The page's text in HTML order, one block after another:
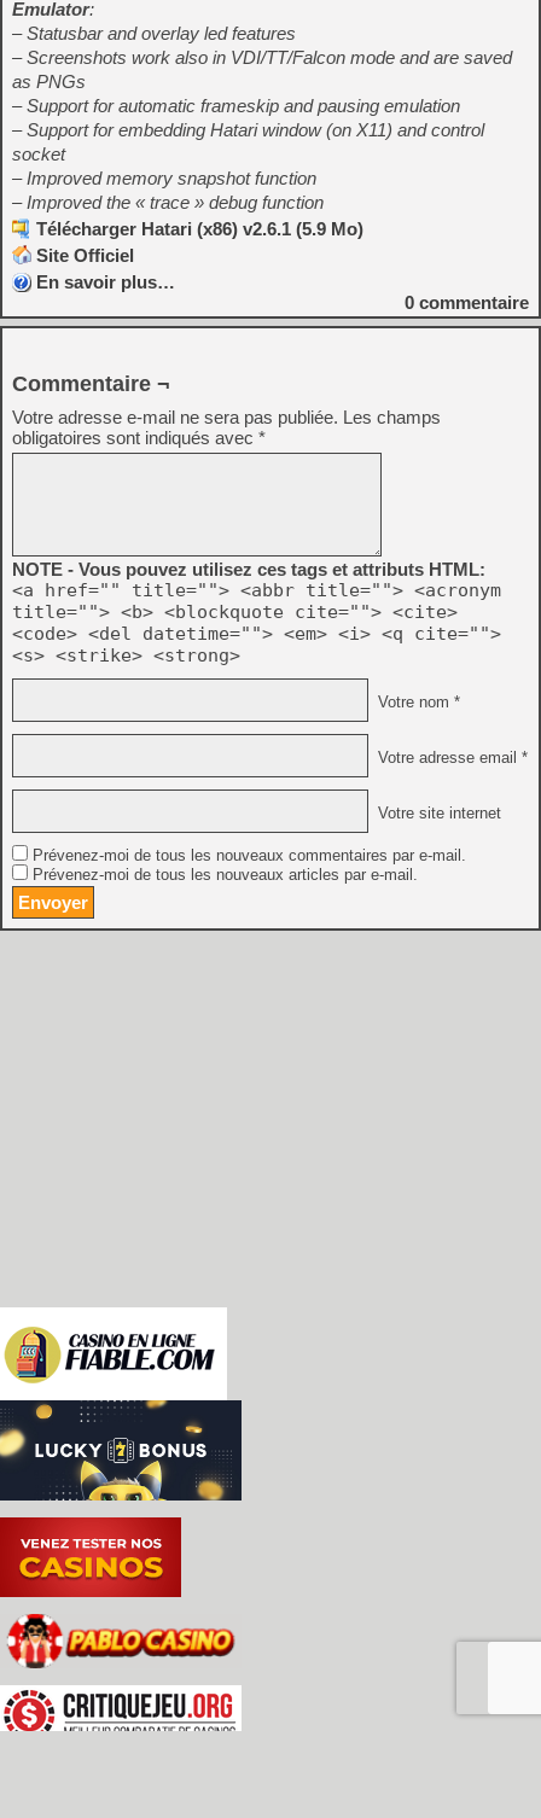
Emulator:
– Statusbar and overlay led features
– Screenshots work also in VDI/TT/Falcon mode and are saved
as PNGs
– Support for automatic frameskip and pausing emulation
– Support for embedding Hatari window (on X11) and control
socket
– Improved memory snapshot function
– Improved the « trace » debug function
Télécharger Hatari (x86) v2.6.1 (5.9 Mo)
Site Officiel
En savoir plus…
0 commentaire
Commentaire ¬
Votre adresse e-mail ne sera pas publiée. Les champs
obligatoires sont indiqués avec *
NOTE - Vous pouvez utilisez ces tags et attributs HTML:
<a href="" title=""> <abbr title=""> <acronym
title=""> <b> <blockquote cite=""> <cite>
<code> <del datetime=""> <em> <i> <q cite="">
<s> <strike> <strong>
Votre nom *
Votre adresse email *
Votre site internet
Prévenez-moi de tous les nouveaux commentaires par e-mail.
Prévenez-moi de tous les nouveaux articles par e-mail.